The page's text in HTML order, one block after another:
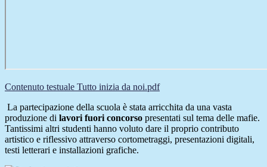
Contenuto testuale Tutto inizia da noi.pdf
La partecipazione della scuola è stata arricchita da una vasta
produzione di lavori fuori concorso presentati sul tema delle mafie.
Tantissimi altri studenti hanno voluto dare il proprio contributo
artistico e riflessivo attraverso cortometraggi, presentazioni digitali,
testi letterari e installazioni grafiche.